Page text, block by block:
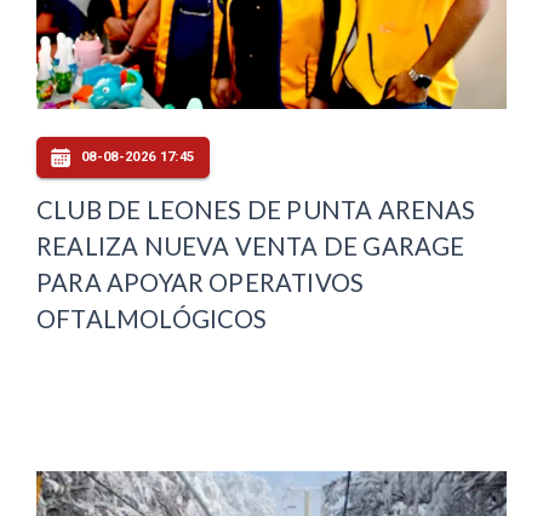
08-08-2026 17:45
CLUB DE LEONES DE PUNTA ARENAS
REALIZA NUEVA VENTA DE GARAGE
PARA APOYAR OPERATIVOS
OFTALMOLÓGICOS